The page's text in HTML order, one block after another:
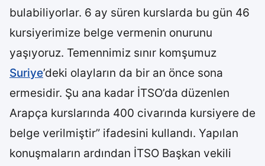
bulabiliyorlar. 6 ay süren kurslarda bu gün 46
kursiyerimize belge vermenin onurunu
yaşıyoruz. Temennimiz sınır komşumuz
Suriye’deki olayların da bir an önce sona
ermesidir. Şu ana kadar İTSO’da düzenlen
Arapça kurslarında 400 civarında kursiyere de
belge verilmiştir” ifadesini kullandı. Yapılan
konuşmaların ardından İTSO Başkan vekili